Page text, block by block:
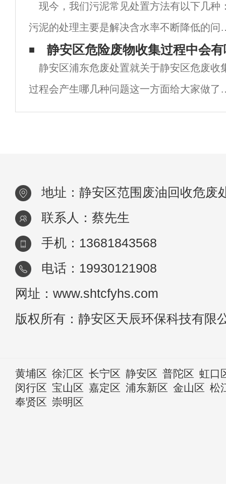
如何确保医疗废物收运处置无缝衔
现今，我们污泥常见处置方法有以下几种
污泥的处理主要是解决含水率不断降低的问
题。目前常见的处理方法包括深度脱水、堆
肥、消化等，处置包括土地利用、焚烧、填
等。从处置的角度讲，国内外都把土地利用
到第一
静安区危险废物收集过程中会
静安区浦东危废处置就关于静安区危废收
过程会产生哪几种问题这一方面给大家做了
下几点归类：现能够指导危险废物收集过程
地址：静安区范围废油回收危废
联系人：蔡先生
手机：13681843568
电话：19930121908
网址：www.shtcfyhs.com
版权所有：静安区天辰环保科技有限
黄埔区 徐汇区 长宁区 静安区 普陀区 虹口
闵行区 宝山区 嘉定区 浦东新区 金山区 松
奉贤区 崇明区